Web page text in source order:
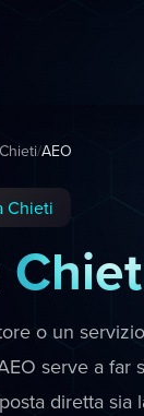
/AEO
Chieti
o un
serve a
diretta sia